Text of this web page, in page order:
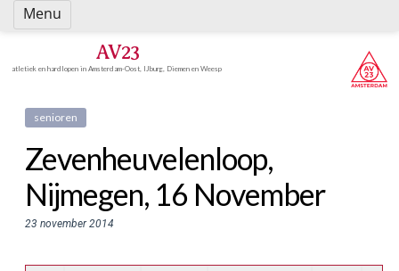
Spring
naar
AV23
atletiek en hardlopen in Amsterdam-Oost, IJburg, Diemen en Weesp
senioren
Zevenheuvelenloop,
Nijmegen, 16 November
23 november 2014
Menu